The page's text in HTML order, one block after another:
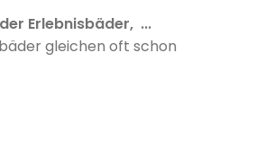
Erlebnisbäder, ...
gleichen oft schon